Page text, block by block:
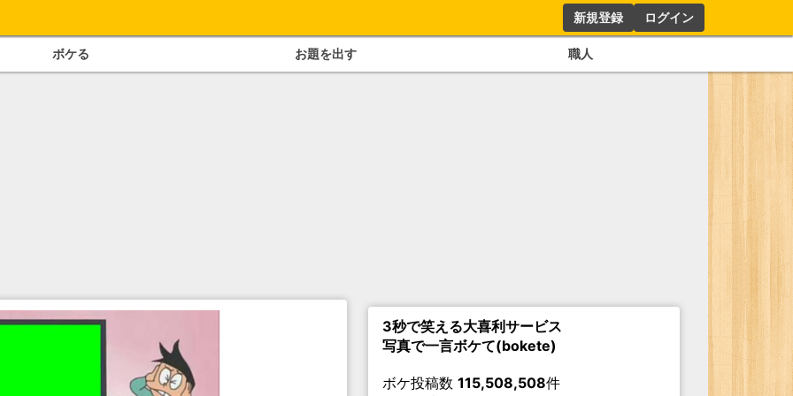
新規登録 ログイン
ボケる お題を出す 職人
3秒で笑える大喜利サービス
写真で一言ボケて(bokete)
ボケ投稿数 115,508,508件